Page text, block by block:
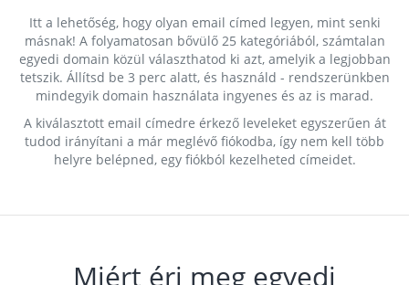
Itt a lehetőség, hogy olyan email címed legyen, mint senki
másnak! A folyamatosan bővülő 25 kategóriából, számtalan
egyedi domain közül választhatod ki azt, amelyik a legjobban
tetszik. Állítsd be 3 perc alatt, és használd - rendszerünkben
mindegyik domain használata ingyenes és az is marad.
A kiválasztott email címedre érkező leveleket egyszerűen át
tudod irányítani a már meglévő fiókodba, így nem kell több
helyre belépned, egy fiókból kezelheted címeidet.
Miért éri meg egyedi